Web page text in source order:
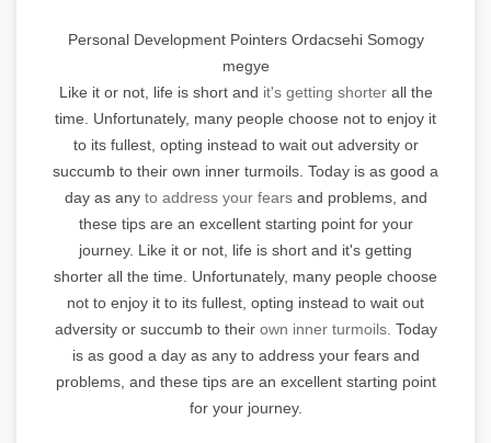
Personal Development Pointers Ordacsehi Somogy
megye
Like it or not, life is short and it's getting shorterall the
time. Unfortunately, many people choose not to enjoy it
to its fullest, opting instead to wait out adversity or
succumb to their own inner turmoils. Today is as good a
day as any to address your fearsand problems, and
these tips are an excellent starting point for your
journey. Like it or not, life is short and it's getting
shorter all the time. Unfortunately, many people choose
not to enjoy it to its fullest, opting instead to wait out
adversity or succumb to their own inner turmoils. Today
is as good a day as any to address your fears and
problems, and these tips are an excellent starting point
for your journey.